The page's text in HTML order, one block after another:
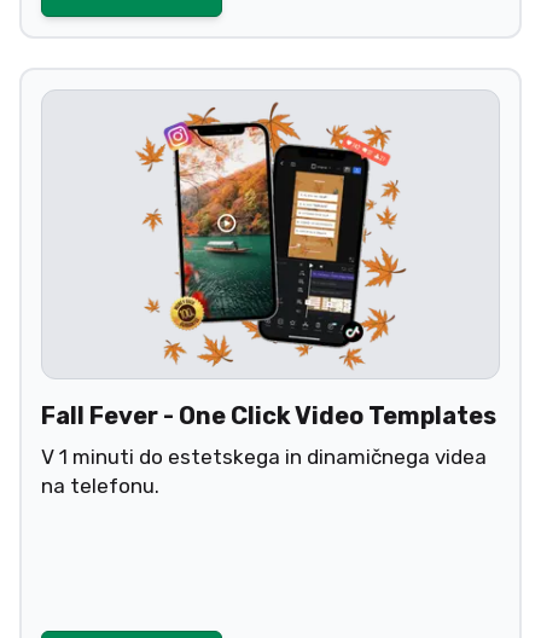
Fall Fever - One Click Video Templates
V 1 minuti do estetskega in dinamičnega videa
na telefonu.